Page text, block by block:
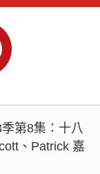
第8集：十八
、Patrick 嘉